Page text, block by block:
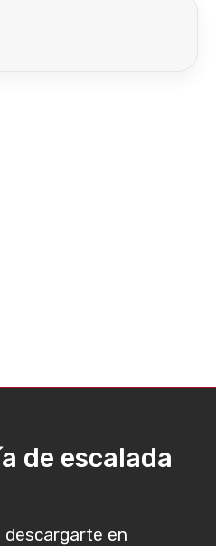
de escalada
descargarte en